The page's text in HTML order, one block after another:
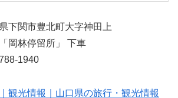
市豊北町大字神田上
岡林停留所」 下車
1940
観光情報｜山口県の旅行・観光情報